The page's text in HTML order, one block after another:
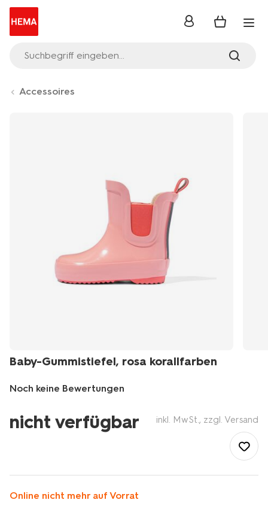
Suchbegriff eingeben...
Anmelden
Accessoires
Baby-Gummistiefel, rosa korallfarben
Noch keine Bewertungen
de/baby/babykleidung/baby-
accessoires/baby-
nicht verfügbar inkl. MwSt., zzgl. Versand
Online nicht mehr auf Vorrat